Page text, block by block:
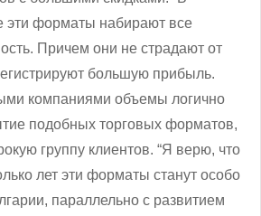
эти форматы набирают все
Причем они не страдают от
большую прибыль.
компаниями объемы логично
подобных торговых форматов,
группу клиентов. “Я верю, что
лет эти форматы станут особо
параллельно с развитием